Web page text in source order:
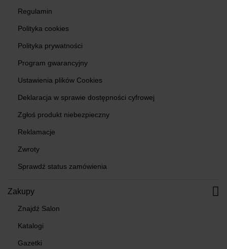
Regulamin
Polityka cookies
Polityka prywatności
Program gwarancyjny
Ustawienia plików Cookies
Deklaracja w sprawie dostępności cyfrowej
Zgłoś produkt niebezpieczny
Reklamacje
Zwroty
Sprawdź status zamówienia
Zakupy
Znajdź Salon
Katalogi
Gazetki